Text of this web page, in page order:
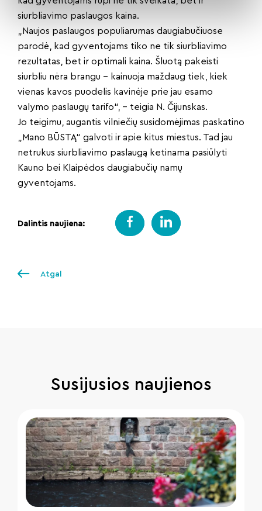
siurbliavimo paslaugos kaina.
„Naujos paslaugos populiarumas daugiabučiuose
parodė, kad gyventojams tiko ne tik siurbliavimo
rezultatas, bet ir optimali kaina. Šluotą pakeisti
siurbliu nėra brangu – kainuoja maždaug tiek, kiek
vienas kavos puodelis kavinėje prie jau esamo
valymo paslaugų tarifo“, – teigia N. Čijunskas.
Jo teigimu, augantis vilniečių susidomėjimas paskatino
„Mano BŪSTĄ“ galvoti ir apie kitus miestus. Tad jau
netrukus siurbliavimo paslaugą ketinama pasiūlyti
Kauno bei Klaipėdos daugiabučių namų
gyventojams.
Dalintis naujiena:
Atgal
Susijusios naujienos